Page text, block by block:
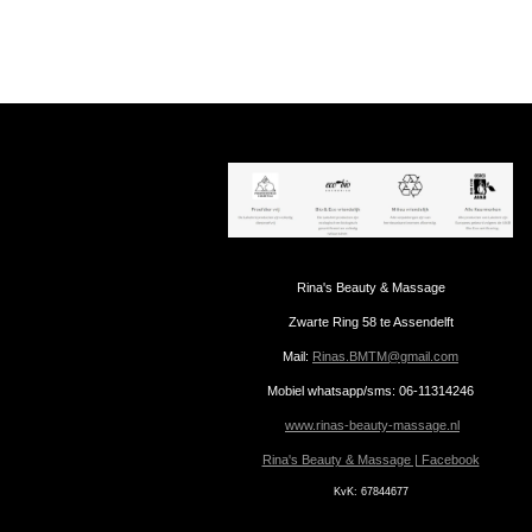
Rina's Beauty & Massage
Zwarte Ring 58 te Assendelft
Mail: Rinas.BMTM@gmail.com
Mobiel whatsapp/sms: 06-11314246
www.rinas-beauty-massage.nl
Rina's Beauty & Massage | Facebook
KvK: 67844677